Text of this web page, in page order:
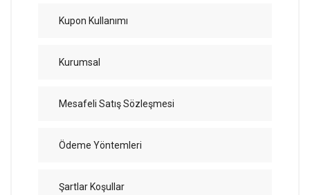
Kupon Kullanımı
Kurumsal
Mesafeli Satış Sözleşmesi
Ödeme Yöntemleri
Şartlar Koşullar